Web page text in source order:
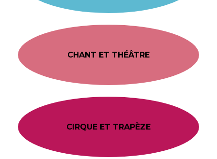
CHANT ET THÉÂTRE
CIRQUE ET TRAPÈZE